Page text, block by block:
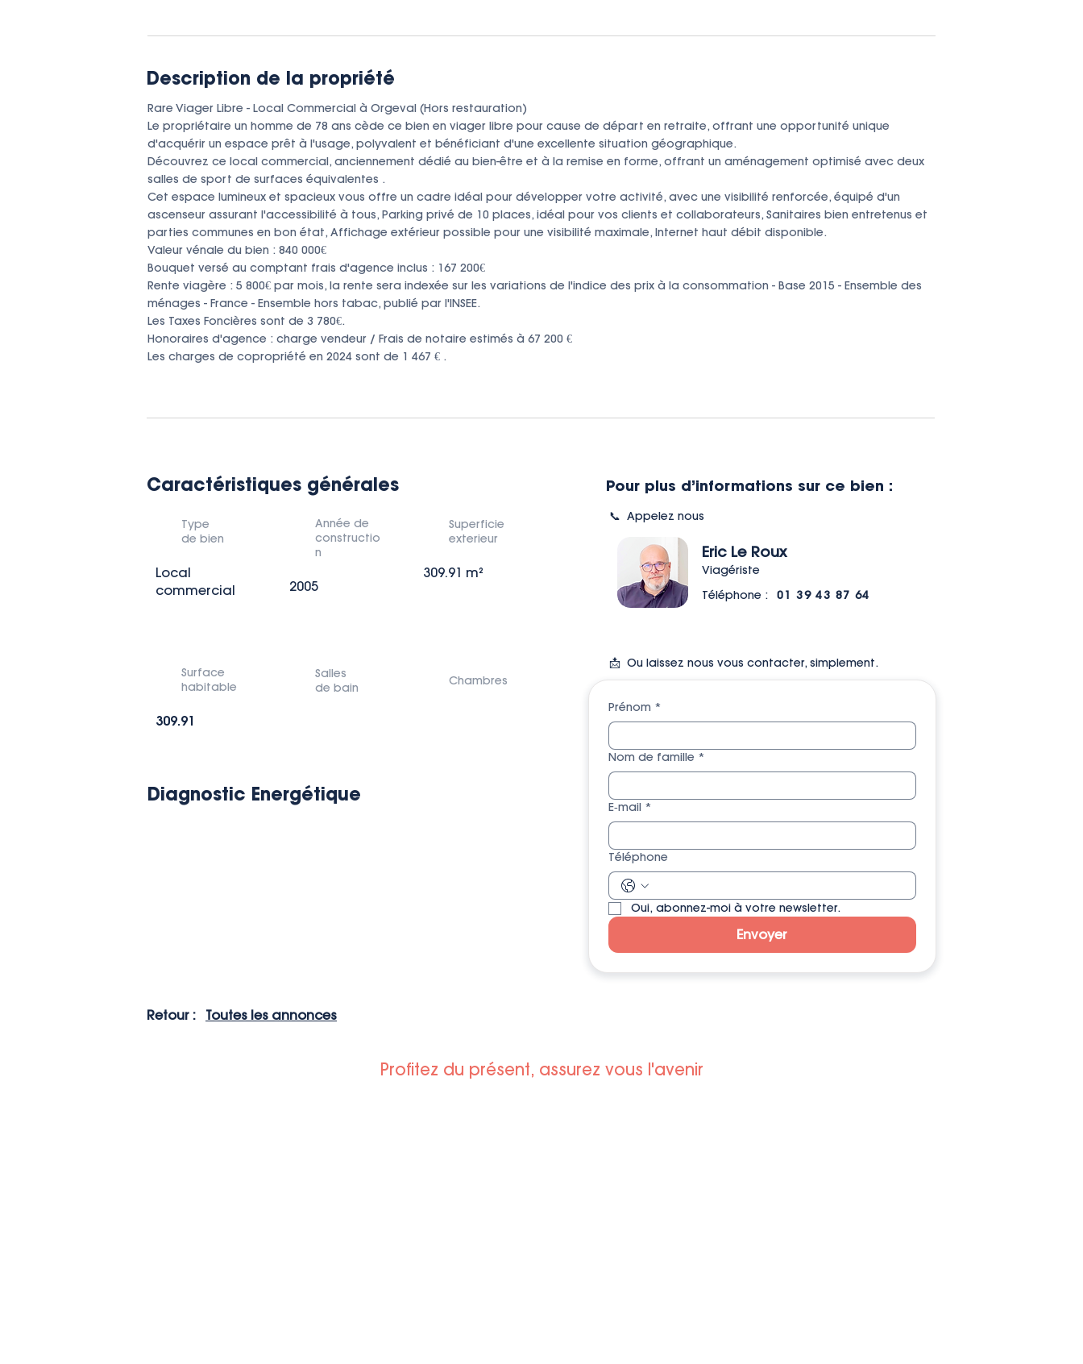
Description de la propriété
Rare Viager Libre - Local Commercial à Orgeval (Hors restauration)
Le propriétaire un homme de 78 ans cède ce bien en viager libre pour cause de départ en retraite, offrant une opportunité unique
d'acquérir un espace prêt à l'usage, polyvalent et bénéficiant d'une excellente situation géographique.
Découvrez ce local commercial, anciennement dédié au bien-être et à la remise en forme, offrant un aménagement optimisé avec deux
salles de sport de surfaces équivalentes .
Cet espace lumineux et spacieux vous offre un cadre idéal pour développer votre activité, avec une visibilité renforcée, équipé d'un
ascenseur assurant l'accessibilité à tous, Parking privé de 10 places, idéal pour vos clients et collaborateurs, Sanitaires bien entretenus et
parties communes en bon état, Affichage extérieur possible pour une visibilité maximale, Internet haut débit disponible.
Valeur vénale du bien : 840 000€
Bouquet versé au comptant frais d'agence inclus : 167 200€
Rente viagère : 5 800€ par mois, la rente sera indexée sur les variations de l'indice des prix à la consommation - Base 2015 - Ensemble des
ménages - France - Ensemble hors tabac, publié par l'INSEE.
Les Taxes Foncières sont de 3 780€.
Honoraires d'agence : charge vendeur / Frais de notaire estimés à 67 200 €
Les charges de copropriété en 2024 sont de 1 467 € .
Caractéristiques générales
Type
de bien
Local
commercial
Année de
constructio
n
2005
Superficie
exterieur
309.91 m²
Surface
habitable
309.91
Salles
de bain
Chambres
Diagnostic Energétique
Retour : Toutes les annonces
Pour plus d’informations sur ce bien :
📞 Appelez nous
Eric Le Roux
Viagériste
Téléphone :
01 39 43 87 64
📩 Ou laissez nous vous contacter, simplement.
Prénom *
Nom de famille *
E‑mail *
Téléphone
Oui, abonnez-moi à votre newsletter.
Envoyer
Profitez du présent, assurez vous l'avenir